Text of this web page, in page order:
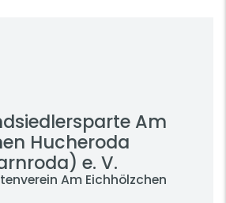
Am
Hucheroda
e. V.
Am Eichhölzchen